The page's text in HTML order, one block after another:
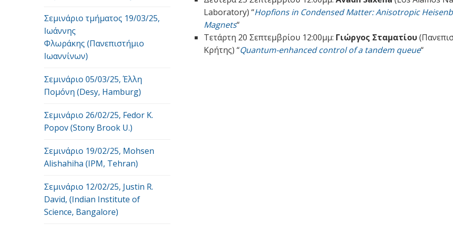
Σεμινάριο τμήματος 19/03/25,
Ιωάννης
Φλωράκης (Πανεπιστήμιο
Ιωαννίνων)
Σεμινάριο 05/03/25, Έλλη
Πομόνη (Desy, Hamburg)
Σεμινάριο 26/02/25, Fedor K.
Popov (Stony Brook U.)
Σεμινάριο 19/02/25, Mohsen
Alishahiha (IPM, Tehran)
Σεμινάριο 12/02/25, Justin R.
David, (Indian Institute of
Science, Bangalore)
Laboratory) “Hopfions in Condensed Matter: Anisotropic
Magnets“
Τετάρτη 20 Σεπτεμβρίου 12:00μμ: Γιώργος Σταματίου
Κρήτης) “Quantum-enhanced control of a tandem queue“